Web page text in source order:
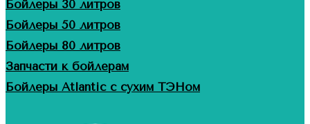
Бойлеры 30 литров
Бойлеры 50 литров
Бойлеры 80 литров
Запчасти к бойлерам
Бойлеры Atlantic с сухим ТЭНом